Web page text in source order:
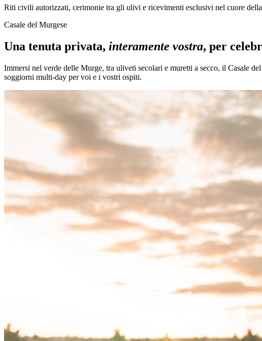
Riti civili autorizzati, cerimonie tra gli ulivi e ricevimenti esclusivi nel cuore
Casale del Murgese
Una tenuta privata, interamente vostra, per
Immersi nel verde delle Murge, tra uliveti secolari e muretti a secco, il Casale
soggiorni multi-day per voi e i vostri ospiti.